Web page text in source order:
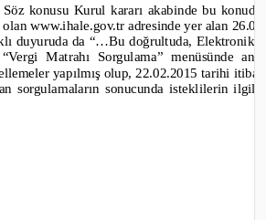
Söz konusu Kurul kararı akabinde bu
olan www.ihale.gov.tr adresinde yer alan 26.0
duyuruda da “…Bu doğrultuda, Elektronik
“Vergi Matrahı Sorgulama” menüsünde
yapılmış olup, 22.02.2015 tarihi
sorgulamaların sonucunda isteklilerin